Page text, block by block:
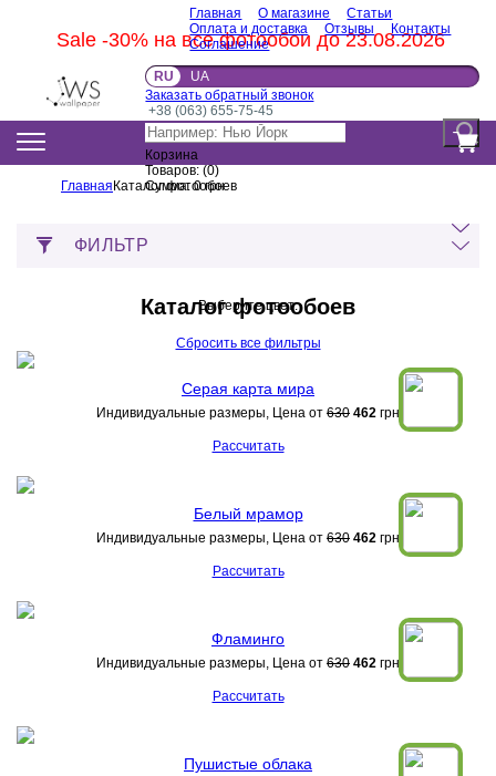
Sale -30% на все фотообои до 23.08.2026
Главная О магазине
Статьи
Оплата и доставка
Отзывы
Контакты
Соглашение
RU
UA
Заказать обратный звонок
+38 (063) 655-75-45
Корзина
Товаров: (0)
Сумма: 0грн
Главная Каталог фотообоев
ФИЛЬТР
Каталог фотообоев
Выберите цвет:
Сбросить все фильтры
Серая карта мира
Индивидуальные размеры, Цена от 630 462 грн
Рассчитать
Белый мрамор
Индивидуальные размеры, Цена от 630 462 грн
Рассчитать
Фламинго
Индивидуальные размеры, Цена от 630 462 грн
Рассчитать
Пушистые облака